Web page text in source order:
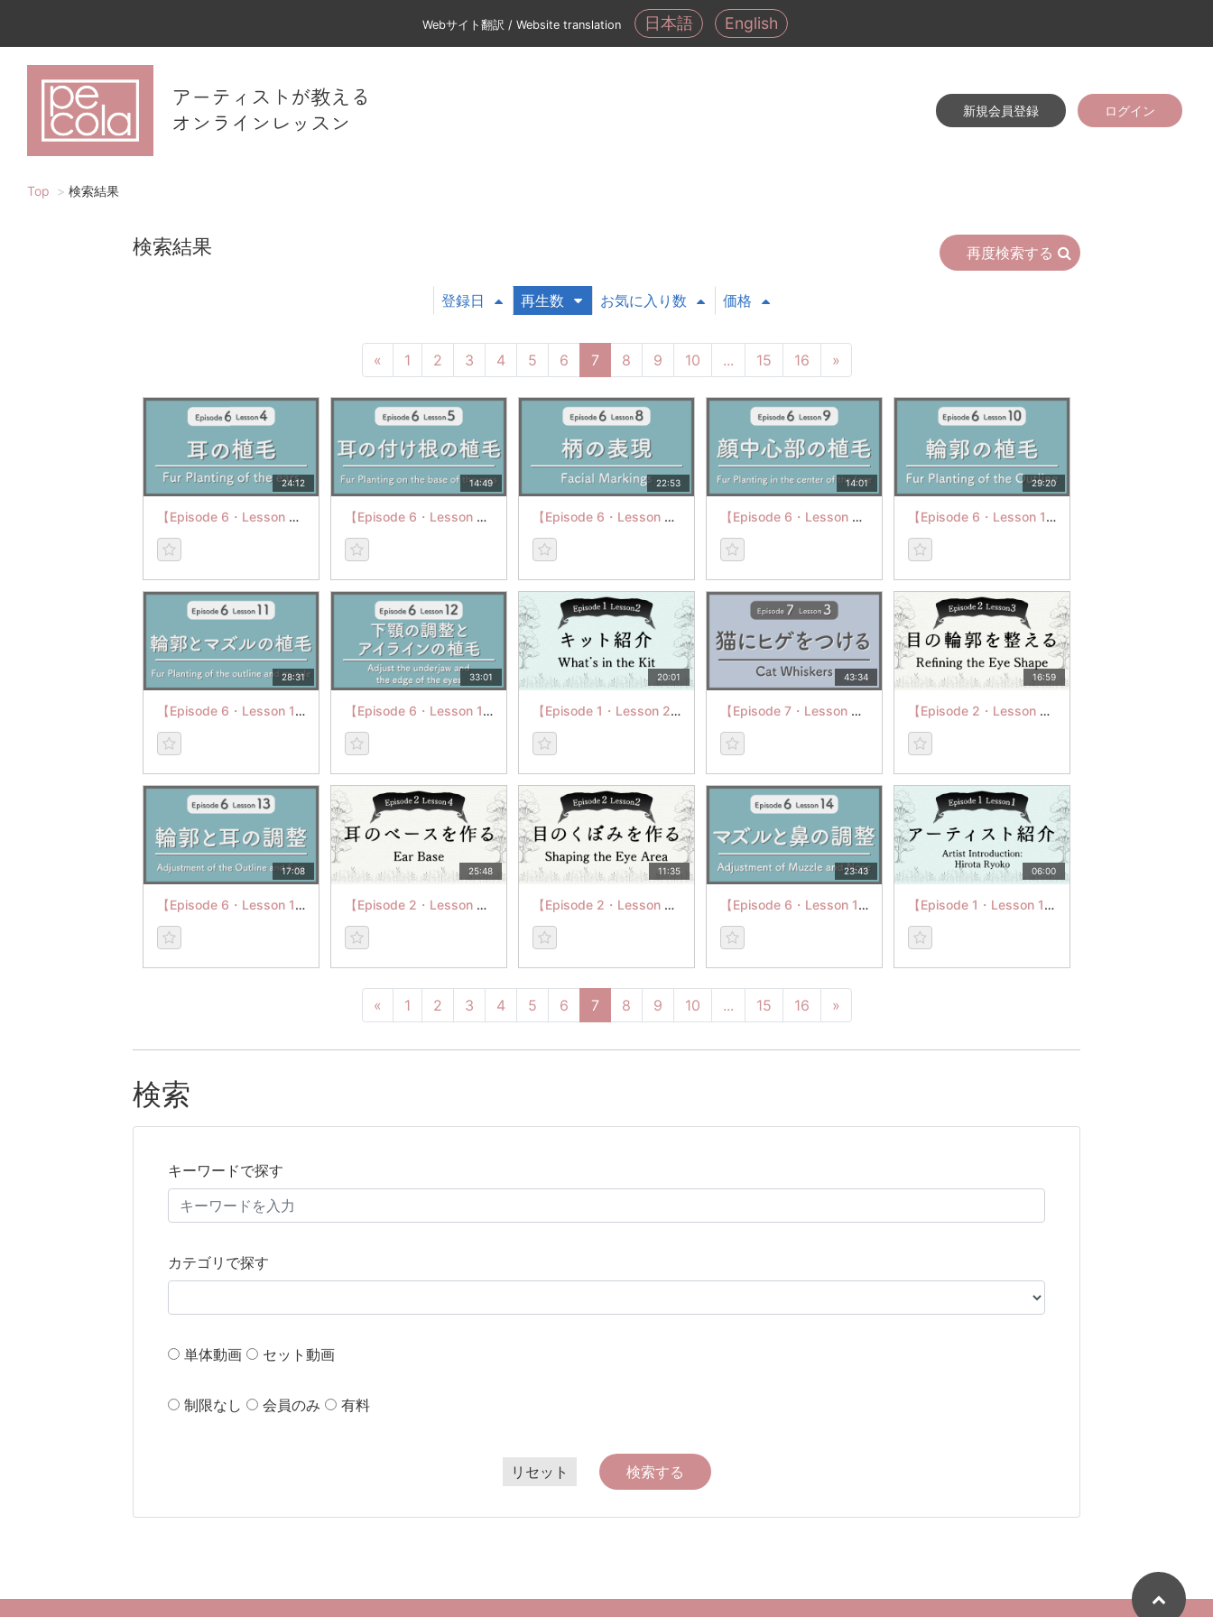
Webサイト翻訳 / Website translation 日本語 English
アーティストが教える
オンラインレッスン
新規会員登録 ログイン
Top 検索結果
検索結果 再度検索する
登録日 再生数 お気に入り数 価格
« 1 2 3 4 5 6 7 8 9 10 ... 15 16 »
24:12
【Episode 6・Lesson 4】Fur Planting of the ears
14:49
【Episode 6・Lesson 5】Fur Planting on the base of the ears
22:53
【Episode 6・Lesson 8】Facial Markings
14:01
【Episode 6・Lesson 9】Fur Planting in the center of the face
29:20
【Episode 6・Lesson 10】Fur Planting of the Outline
28:31
【Episode 6・Lesson 11】Fur Planting of the Outline and muzzle
33:01
【Episode 6・Lesson 12】Adjust the underjaw and the edge of the eyes
20:01
【Episode 1・Lesson 2】キット紹介
43:34
【Episode 7・Lesson 3】Cat Whiskers
16:59
【Episode 2・Lesson 3】目の輪郭を整える
17:08
【Episode 6・Lesson 13】Adjustment of the Outline and Ears
25:48
【Episode 2・Lesson 4】耳のベースを作る
11:35
【Episode 2・Lesson 2】目のくぼみを作る
23:43
【Episode 6・Lesson 14】Adjustment of Muzzle and Nose
06:00
【Episode 1・Lesson 1】アーティスト紹介
« 1 2 3 4 5 6 7 8 9 10 ... 15 16 »
検索
キーワードで探す
カテゴリで探す
単体動画 セット動画
制限なし 会員のみ 有料
リセット 検索する